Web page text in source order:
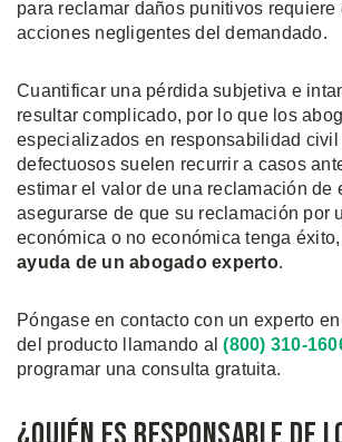
para reclamar daños punitivos requiere
acciones negligentes del demandado.
Cuantificar una pérdida subjetiva e
resultar complicado, por lo que los
especializados en responsabilidad civil
defectuosos suelen recurrir a casos
estimar el valor de una reclamación de
asegurarse de que su reclamación por
económica o no económica tenga éxito,
ayuda de un abogado experto.
Póngase en contacto con un experto
del producto llamando al(800) 310-
programar una consulta gratuita.